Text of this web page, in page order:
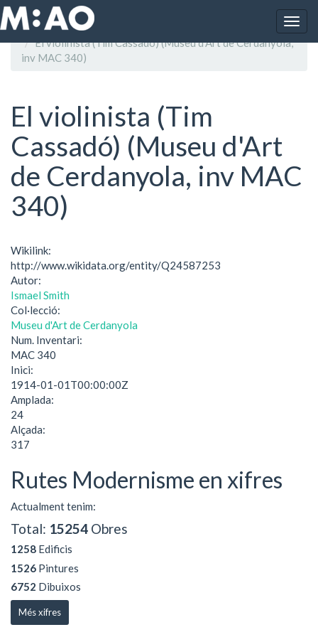
Vés al contingut
Inici
El violinista (Tim Cassadó) (Museu d'Art de Cerdanyola,
inv MAC 340)
El violinista (Tim
Cassadó) (Museu d'Art
de Cerdanyola, inv MAC
340)
Wikilink:
http://www.wikidata.org/entity/Q24587253
Autor:
Ismael Smith
Col·lecció:
Museu d'Art de Cerdanyola
Num. Inventari:
MAC 340
Inici:
1914-01-01T00:00:00Z
Amplada:
24
Alçada:
317
Rutes Modernisme en xifres
Actualment tenim:
Total: 15254 Obres
1258 Edificis
1526 Pintures
6752 Dibuixos
Més xifres